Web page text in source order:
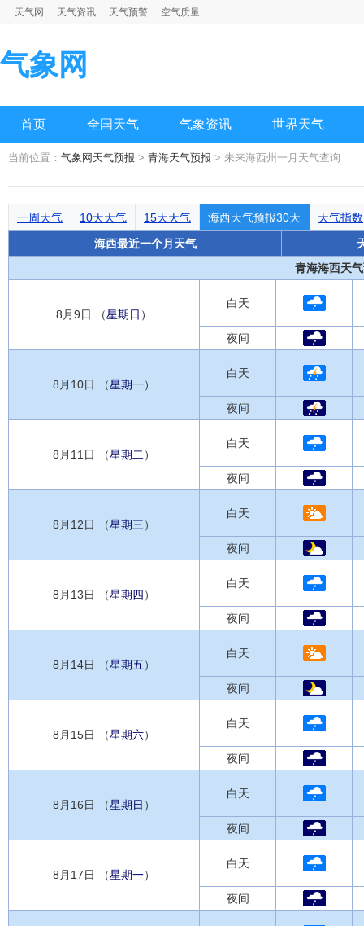
天气网 天气资讯 天气预警 空气质量
气象网
首页 全国天气 气象资讯 世界天气
当前位置： 气象网天气预报 > 青海天气预报 > 未来海西州一月天气查询
一周天气 10天天气 15天天气 海西天气预报30天
天气指数
海西最近一个月天气
青海海西天
8月9日 （星期日 ）
白天
夜间
8月10日 （星期一）
白天
夜间
8月11日 （星期二 ）
白天
夜间
8月12日 （星期三）
白天
夜间
8月13日 （星期四）
白天
夜间
8月14日 （星期五）
白天
夜间
8月15日 （星期六）
白天
夜间
8月16日 （星期日 ）
白天
夜间
8月17日 （星期一）
白天
夜间